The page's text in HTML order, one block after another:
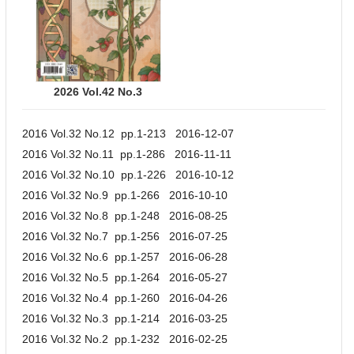
2026 Vol.42 No.3
2016 Vol.32 No.12 pp.1-213 2016-12-07
2016 Vol.32 No.11 pp.1-286 2016-11-11
2016 Vol.32 No.10 pp.1-226 2016-10-12
2016 Vol.32 No.9 pp.1-266 2016-10-10
2016 Vol.32 No.8 pp.1-248 2016-08-25
2016 Vol.32 No.7 pp.1-256 2016-07-25
2016 Vol.32 No.6 pp.1-257 2016-06-28
2016 Vol.32 No.5 pp.1-264 2016-05-27
2016 Vol.32 No.4 pp.1-260 2016-04-26
2016 Vol.32 No.3 pp.1-214 2016-03-25
2016 Vol.32 No.2 pp.1-232 2016-02-25